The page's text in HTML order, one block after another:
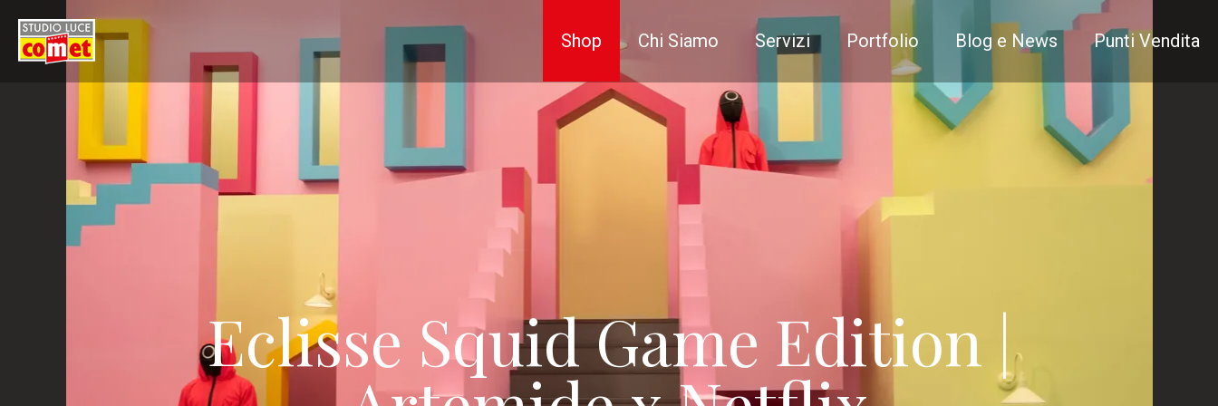
Shop Chi Siamo Servizi Portfolio Blog e News Punti Vendita
Eclisse Squid Game Edition |